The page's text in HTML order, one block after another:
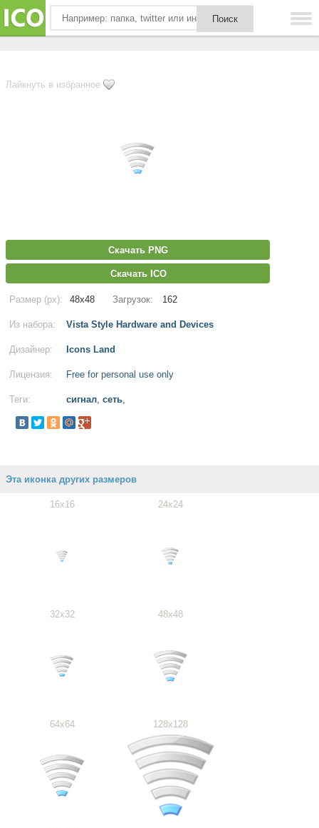
Лайкнуть в избранное
Скачать PNG
Скачать ICO
Размер (px): 48x48 Загрузок: 162
Из набора: Vista Style Hardware and Devices
Дизайнер: Icons Land
Лицензия: Free for personal use only
Теги: сигнал, сеть,
Эта иконка других размеров
16x16 24x24
32x32 48x48
64x64 128x128